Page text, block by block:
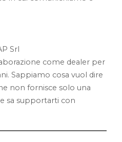
Srl
come dealer per
Sappiamo cosa vuol dire
non fornisce solo una
sa supportarti con